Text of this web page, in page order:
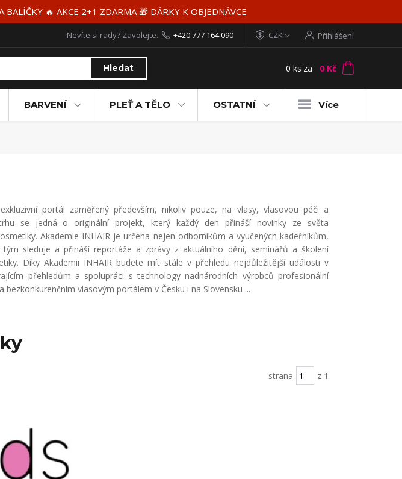
🔥 AKCE 2+1 ZDARMA 🎁 DÁRKY K OBJEDNÁVCE
CZK Přihlášení
Hledat
Nevíte si rady? Zavolejte. +420 777 164 090
0 ks za 0 Kč
BARVENÍ PLEŤ A TĚLO OSTATNÍ Více
portál zaměřený především, nikoliv pouze, na vlasy, vlasovou péči a
se jedná o originální projekt, který každý den přináší novinky ze světa
Akademie INHAIR je určena nejen odborníkům a vyučených kadeřníkům,
tým sleduje a přináší reportáže a zprávy z aktuálního dění, seminářů a školení
Díky Akademii INHAIR budete mít stále v přehledu nejdůležitější události v
přehledům a spolupráci s technology nadnárodních výrobců profesionální
vlasovým portálem v Česku i na Slovensku ...
strana z 1